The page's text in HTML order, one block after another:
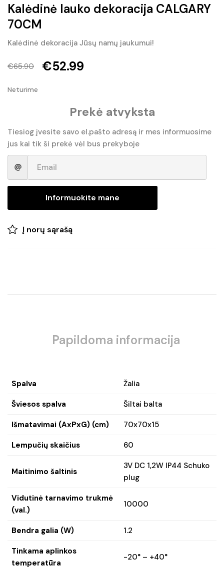
Kalėdinė lauko dekoracija CALGARY
70CM
Kalėdinė dekoracija Jūsų namų jaukumui!
€65.90
Original
price
€65.90.
€52.99
Current
price
€52.99.
Neturime
Prekė atvyksta
Tiesiog įvesite savo el.pašto adresą ir mes informuosime
jus kai tik ši prekė vėl bus prekyboje
Informuokite mane
Į norų sąrašą
Papildoma informacija
Spalva Žalia
Šviesos spalva Šiltai balta
Išmatavimai (AxPxG) (cm) 70x70x15
Lempučių skaičius 60
Maitinimo šaltinis
3V DC 1,2W IP44 Schuko
plug
Vidutinė tarnavimo trukmė
(val.)
10000
Bendra galia (W) 1.2
Tinkama aplinkos
temperatūra
-20° – +40°